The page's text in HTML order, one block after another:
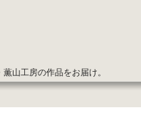
山工房の作品をお届け。